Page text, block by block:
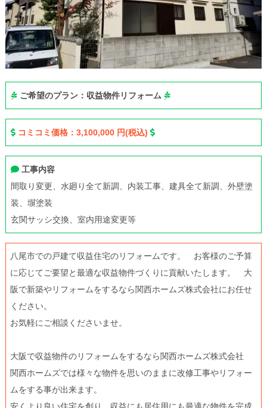
ご希望のプラン：収益物件リフォーム
コミコミ価格：3,100,000 円(税込)
工事内容
間取り変更、水廻り全て新調、内装工事、建具全て新調、外壁塗
装、塀塗装
玄関サッシ交換、室内用途変更等
八尾市での戸建て収益住宅のリフォームです。 お客様のご予算
に応じてご要望と最適な収益物件づくりに貢献いたします。 大
阪で新築やリフォームをするなら関西ホームズ株式会社にお任せ
ください。
お気軽にご相談くださいませ。
大阪で収益物件のリフォームをするなら関西ホームズ株式会社
関西ホームズでは様々な物件を思いのままに改修工事やリフォー
ムをする事が出来ます。